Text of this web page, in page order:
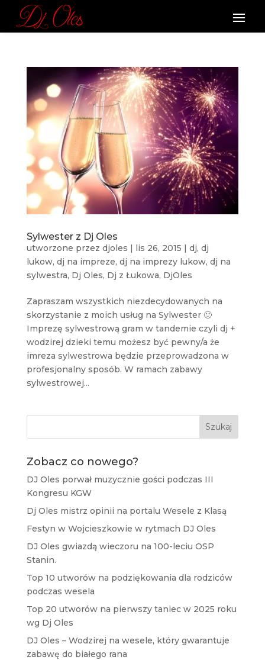
Sylwester z Dj Oles
utworzone przez djoles | lis 26, 2015 | dj, dj
lukow, dj na impreze, dj na imprezy lukow, dj na
sylwestra, Dj Oles, Dj z Łukowa, DjOles
Zapraszam wszystkich niezdecydowanych na
skorzystanie z moich usług na Sylwester 🙂
Imprezę sylwestrową gram w tandemie czyli dj +
wodzirej dzieki temu możesz być pewny/a że
imreza sylwestrowa będzie przeprowadzona w
profesjonalny sposób. W ramach zabawy
sylwestrowej...
Szukaj
Zobacz co nowego?
DJ Oles porwał muzycznie gości podczas III
Kongresu KGW
Dj Oles mistrz opinii na portalu Wesele z Klasą
Festyn w Wojcieszkowie w rytmach DJ Oles
DJ Oles gwiazdą wieczoru na 100-leciu OSP
Stanin.
Top 10 utworów na podziękowania dla rodziców
podczas wesela
Top 20 utworów na pierwszy taniec w 2025 roku
wg Dj Oles
DJ Oles – Wodzirej na wesele, który gwarantuje
zabawę do białego rana